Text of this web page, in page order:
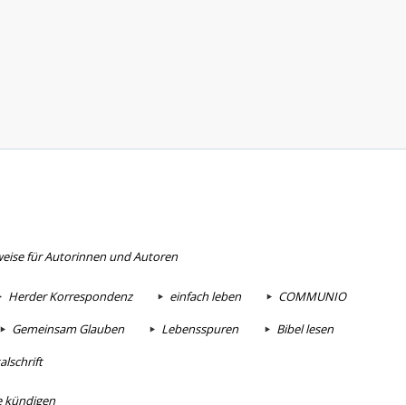
für Autorinnen und Autoren
Herder Korrespondenz einfach leben
COMMUNIO
Gemeinsam Glauben Lebensspuren
Bibel lesen
kündigen